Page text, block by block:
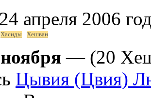
апреля 2006
Хасиды Хешван
— (20
Цывия (Цвия)